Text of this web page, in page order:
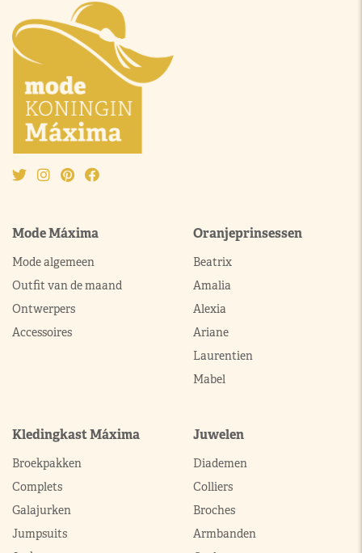
Mode Máxima
Mode algemeen
Outfit van de maand
Ontwerpers
Accessoires
Oranjeprinsessen
Beatrix
Amalia
Alexia
Ariane
Laurentien
Mabel
Kledingkast Máxima
Broekpakken
Complets
Galajurken
Jumpsuits
Juwelen
Diademen
Colliers
Broches
Armbanden